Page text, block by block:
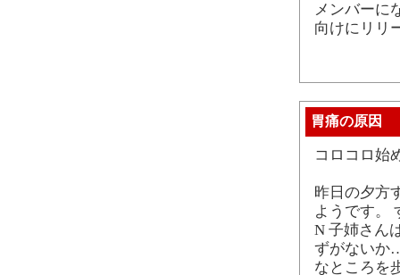
メンバーに
向けにリリ
胃痛の原因
コロコロ始
昨日の夕方
ようです。
N 子姉さん
ずがないか
なところを